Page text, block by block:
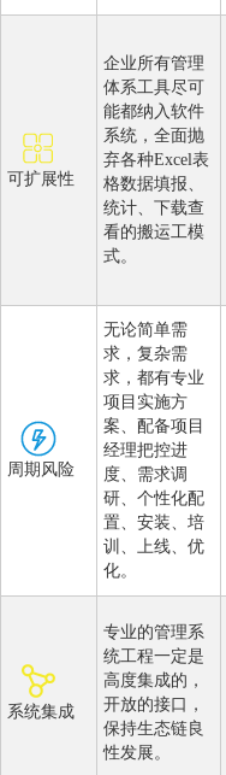
可扩展性
企业所有管理
体系工具尽可
能都纳入软件
系统，全面抛
弃各种Excel表
格数据填报、
统计、下载查
看的搬运工模
式。
周期风险
无论简单需
求，复杂需
求，都有专业
项目实施方
案、配备项目
经理把控进
度、需求调
研、个性化配
置、安装、培
训、上线、优
化。
系统集成
专业的管理系
统工程一定是
高度集成的，
开放的接口，
保持生态链良
性发展。